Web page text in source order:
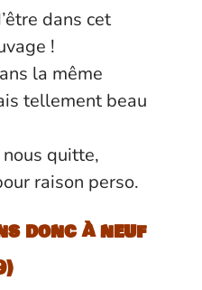
dans cet
!
la même
tellement beau
quitte,
raison perso.
donc à neuf